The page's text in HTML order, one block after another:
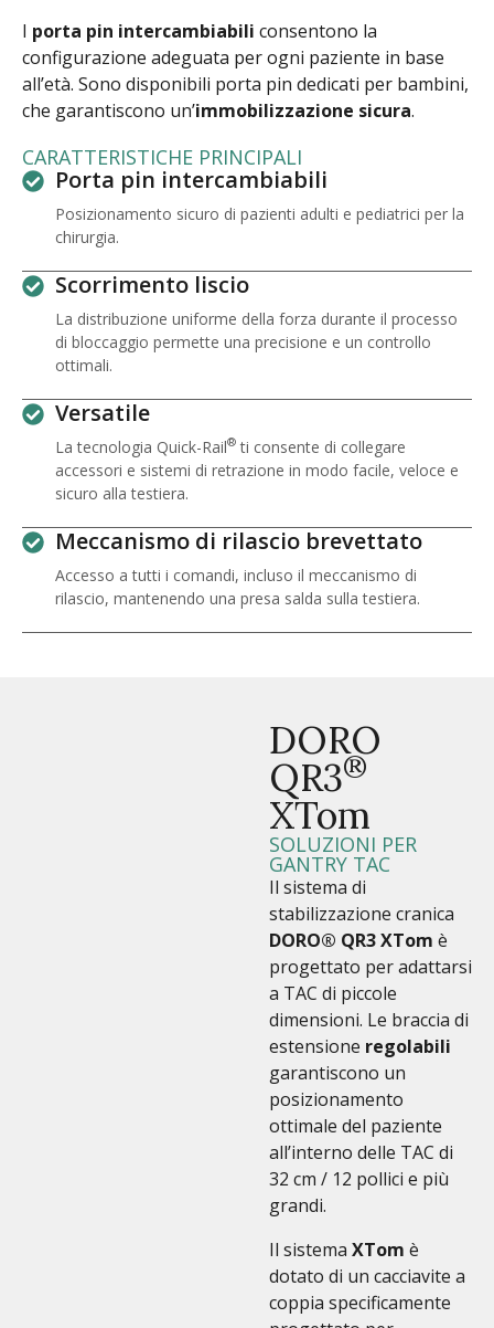
I porta pin intercambiabili consentono la
configurazione adeguata per ogni paziente in base
all’età. Sono disponibili porta pin dedicati per bambini,
che garantiscono un’immobilizzazione sicura.
CARATTERISTICHE PRINCIPALI
Porta pin intercambiabili
Posizionamento sicuro di pazienti adulti e pediatrici per la
chirurgia.
Scorrimento liscio
La distribuzione uniforme della forza durante il processo
di bloccaggio permette una precisione e un controllo
ottimali.
Versatile
La tecnologia Quick-Rail® ti consente di collegare
accessori e sistemi di retrazione in modo facile, veloce e
sicuro alla testiera.
Meccanismo di rilascio brevettato
Accesso a tutti i comandi, incluso il meccanismo di
rilascio, mantenendo una presa salda sulla testiera.
DORO
QR3®
XTom
SOLUZIONI PER
GANTRY TAC
Il sistema di
stabilizzazione cranica
DORO® QR3 XTom è
progettato per adattarsi
a TAC di piccole
dimensioni. Le braccia di
estensione regolabili
garantiscono un
posizionamento
ottimale del paziente
all’interno delle TAC di
32 cm / 12 pollici e più
grandi.
Il sistema XTom è
dotato di un cacciavite a
coppia specificamente